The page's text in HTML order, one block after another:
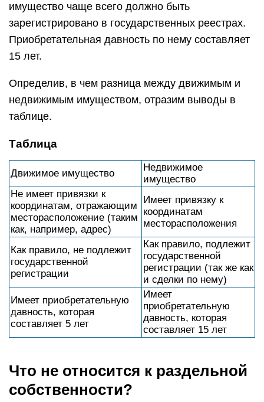
имущество чаще всего должно быть
зарегистрировано в государственных реестрах.
Приобретательная давность по нему составляет
15 лет.
Определив, в чем разница между движимым и
недвижимым имуществом, отразим выводы в
таблице.
Таблица
Движимое имущество
Недвижимое
имущество
Не имеет привязки к
координатам, отражающим
месторасположение (таким
как, например, адрес)
Имеет привязку к
координатам
месторасположения
Как правило, не подлежит
государственной
регистрации
Как правило, подлежит
государственной
регистрации (так же как
и сделки по нему)
Имеет приобретательную
давность, которая
составляет 5 лет
Имеет
приобретательную
давность, которая
составляет 15 лет
Что не относится к раздельной
собственности?